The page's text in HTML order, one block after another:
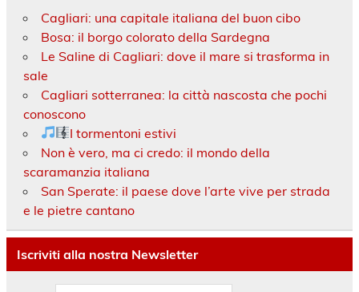
Cagliari: una capitale italiana del buon cibo
Bosa: il borgo colorato della Sardegna
Le Saline di Cagliari: dove il mare si trasforma in
sale
Cagliari sotterranea: la città nascosta che pochi
conoscono
I tormentoni estivi
Non è vero, ma ci credo: il mondo della
scaramanzia italiana
San Sperate: il paese dove l’arte vive per strada
e le pietre cantano
Iscriviti alla nostra Newsletter